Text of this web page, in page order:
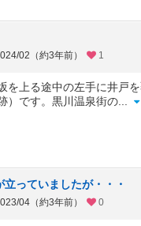
02（約3年前） 1
を上る途中の左手に井戸
）です。黒川温泉街の
っていましたが・・・
04（約3年前） 0